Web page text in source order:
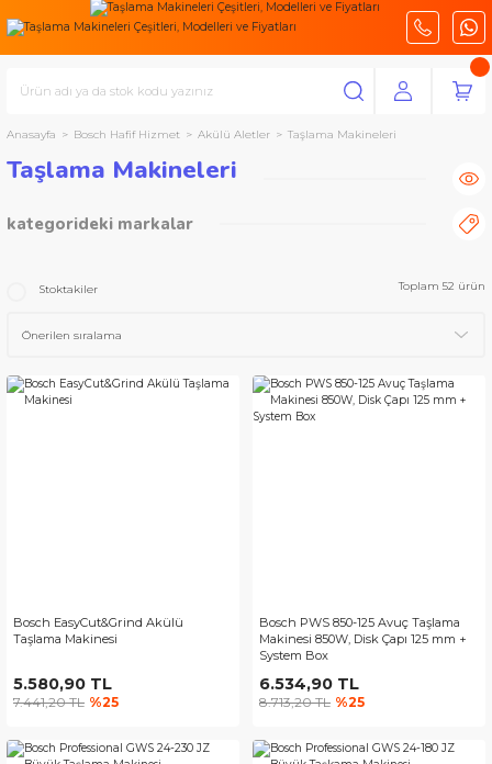
Anasayfa Bosch Hafif Hizmet Akülü Aletler Taşlama Makineleri
Taşlama Makineleri
kategorideki markalar
Stoktakiler Toplam 52 ürün
Bosch EasyCut&Grind Akülü
Taşlama Makinesi
5.580,90 TL
7.441,20 TL %25
Bosch PWS 850-125 Avuç Taşlama
Makinesi 850W, Disk Çapı 125 mm +
System Box
6.534,90 TL
8.713,20 TL %25